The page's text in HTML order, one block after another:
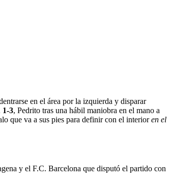
en el área por la izquierda y disparar
1-3, Pedrito tras una hábil maniobra en el mano a
que va a sus pies para definir con el interioren el
y el F.C. Barcelona que disputó el partido con